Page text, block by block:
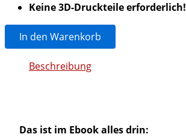
Keine 3D-Druckteile erforderlich!
Das
coogelbahn.de
POWER
In den Warenkorb
Beschreibung
Das ist im Ebook alles drin: